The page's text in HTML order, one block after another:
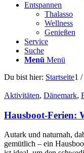
Entspannen
Thalasso
Wellness
Genießen
Service
Suche
Menü Menü
Du bist hier: Startseite1 /
Aktivitäten, Dänemark,
Hausboot-Ferien:
Autark und naturnah,
gemütlich – ein